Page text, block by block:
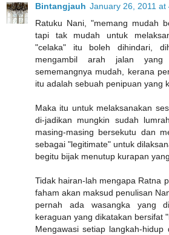
Bintangjauh January 26, 2011 at
Ratuku Nani, "memang mudah
tapi tak mudah untuk
"celaka" itu boleh dihindari,
mengambil arah jalan
sememangnya mudah, kerana
itu adalah sebuah penipuan yang
Maka itu untuk melaksanakan
di-jadikan mungkin sudah
masing-masing bersekutu dan
sebagai "legitimate" untuk
begitu bijak menutup kurapan
Tidak hairan-lah mengapa Ratna
faham akan maksud penulisan
pernah ada wasangka yang
keraguan yang dikatakan bersifat
Mengawasi setiap langkah-